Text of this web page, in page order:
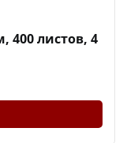
400 листов, 4